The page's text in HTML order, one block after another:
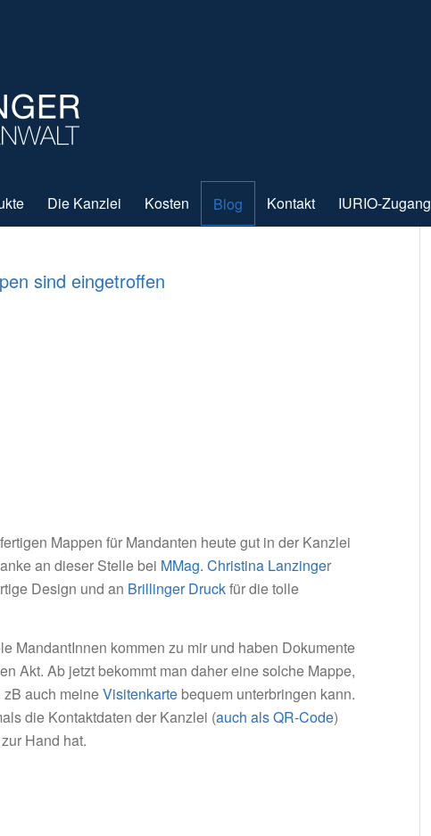
Die Kanzlei Kosten Blog Kontakt IURIO-Zugang
sind eingetroffen
Mappen für Mandanten heute gut in der Kanzlei
an dieser Stelle bei MMag. Christina Lanzinger
Design und an Brillinger Druckfür die tolle
MandantInnen kommen zu mir und haben Dokumente
Akt. Ab jetzt bekommt man daher eine solche Mappe,
auch meineVisitenkarte bequem unterbringen kann.
die Kontaktdaten der Kanzlei (auch als QR-Code)
Hand hat.